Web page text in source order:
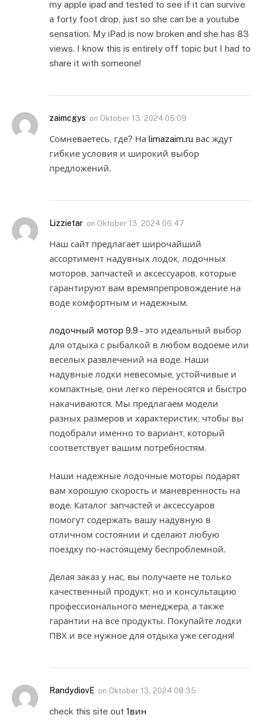
my apple ipad and tested to see if it can survive
a forty foot drop, just so she can be a youtube
sensation. My iPad is now broken and she has 83
views. I know this is entirely off topic but I had to
share it with someone!
zaimcgys on Oktober 13, 2024 05:09
Сомневаетесь, где? На limazaim.ru вас ждут
гибкие условия и широкий выбор
предложений.
Lizzietar on Oktober 13, 2024 06:47
Наш сайт предлагает широчайший
ассортимент надувных лодок, лодочных
моторов, запчастей и аксессуаров, которые
гарантируют вам времяпрепровождение на
воде комфортным и надежным.
лодочный мотор 9.9 – это идеальный выбор
для отдыха с рыбалкой в любом водоеме или
веселых развлечений на воде. Наши
надувные лодки невесомые, устойчивые и
компактные, они легко переносятся и быстро
накачиваются. Мы предлагаем модели
разных размеров и характеристик, чтобы вы
подобрали именно то вариант, который
соответствует вашим потребностям.
Наши надежные лодочные моторы подарят
вам хорошую скорость и маневренность на
воде. Каталог запчастей и аксессуаров
помогут содержать вашу надувную в
отличном состоянии и сделают любую
поездку по-настоящему беспроблемной.
Делая заказ у нас, вы получаете не только
качественный продукт, но и консультацию
профессионального менеджера, а также
гарантии на все продукты. Покупайте лодки
ПВХ и все нужное для отдыха уже сегодня!
RandydiovE on Oktober 13, 2024 08:35
check this site out 1вин